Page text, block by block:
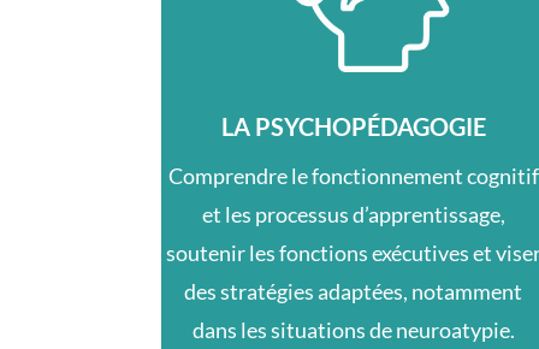
LA PSYCHOPÉDAGOGIE
Comprendre le fonctionnement cognitif
et les processus d’apprentissage,
soutenir les fonctions exécutives et
des stratégies adaptées, notamment
dans les situations de neuroatypie.